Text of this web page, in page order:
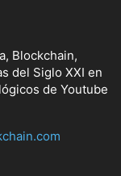
Blockchain,
del Siglo XXI en
de Youtube